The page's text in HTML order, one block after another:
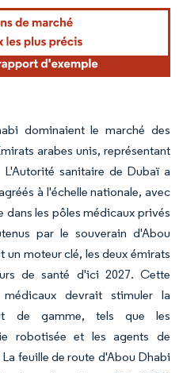
dominaient le marché des
arabes unis, représentant
sanitaire de Dubaï a
à l'échelle nationale, avec
les pôles médicaux privés
par le souverain d'Abou
moteur clé, les deux émirats
de santé d'ici 2027. Cette
devrait stimuler la
de gamme, tels que les
robotisée et les agents de
feuille de route d'Abou Dhabi